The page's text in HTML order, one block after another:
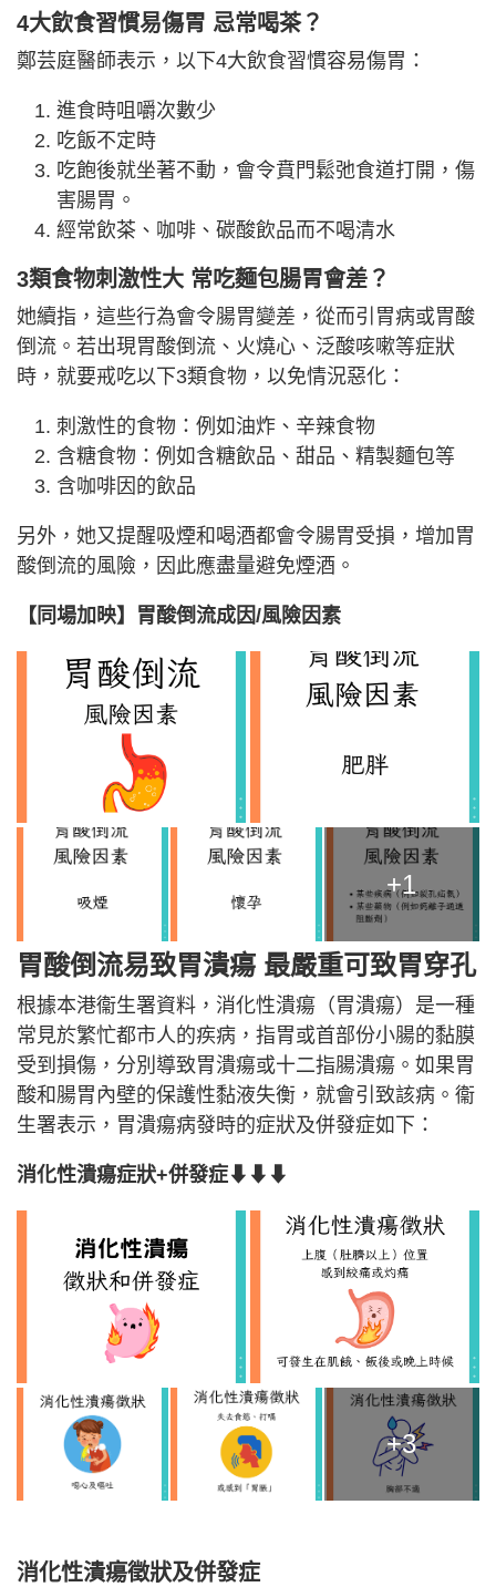
4大飲食習慣易傷胃 忌常喝茶？
鄭芸庭醫師表示，以下4大飲食習慣容易傷胃：
進食時咀嚼次數少
吃飯不定時
吃飽後就坐著不動，會令賁門鬆弛食道打開，傷
害腸胃。
經常飲茶、咖啡、碳酸飲品而不喝清水
3類食物刺激性大 常吃麵包腸胃會差？
她續指，這些行為會令腸胃變差，從而引胃病或胃酸
倒流。若出現胃酸倒流、火燒心、泛酸咳嗽等症狀
時，就要戒吃以下3類食物，以免情況惡化：
刺激性的食物：例如油炸、辛辣食物
含糖食物：例如含糖飲品、甜品、精製麵包等
含咖啡因的飲品
另外，她又提醒吸煙和喝酒都會令腸胃受損，增加胃
酸倒流的風險，因此應盡量避免煙酒。
【同場加映】胃酸倒流成因/風險因素
+1
胃酸倒流易致胃潰瘍 最嚴重可致胃穿孔
根據本港衞生署資料，消化性潰瘍（胃潰瘍）是一種
常見於繁忙都市人的疾病，指胃或首部份小腸的黏膜
受到損傷，分別導致胃潰瘍或十二指腸潰瘍。如果胃
酸和腸胃內壁的保護性黏液失衡，就會引致該病。衞
生署表示，胃潰瘍病發時的症狀及併發症如下：
消化性潰瘍症狀+併發症⬇⬇⬇
+3
消化性潰瘍徵狀及併發症